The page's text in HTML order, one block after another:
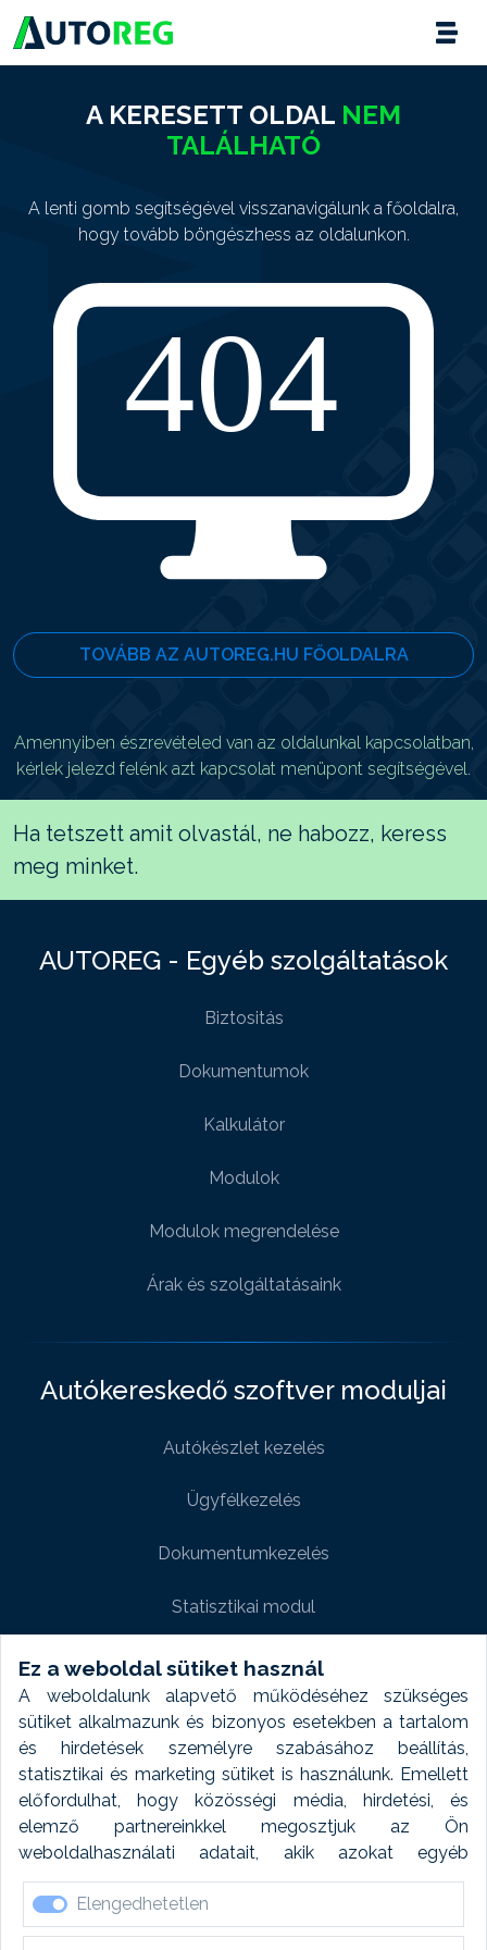
Ez a weboldal sütiket használ
A weboldalunk alapvető működéséhez szükséges
sütiket alkalmazunk és bizonyos esetekben a tartalom
és hirdetések személyre szabásához beállítás,
statisztikai és marketing sütiket is használunk. Emellett
előfordulhat, hogy közösségi média, hirdetési, és
elemző partnereinkkel megosztjuk az Ön
weboldalhasználati adatait, akik azokat egyéb
forrásokból gyűjtött adatokkal kombinálhatják. A sütik
elfogadásával kapcsolatosan naplózást végzünk és
ezen adatokat 6 hónap után automatikusan töröljük. A
Elengedhetetlen
A KERESETT OLDAL NEM
TALÁLHATÓ
A lenti gomb segítségével visszanavigálunk a főoldalra,
hogy tovább böngészhess az oldalunkon.
TOVÁBB AZ AUTOREG.HU FŐOLDALRA
Amennyiben észrevételed van az oldalunkal kapcsolatban,
kérlek jelezd felénk azt kapcsolat menüpont segítségével.
Ha tetszett amit olvastál, ne habozz, keress
meg minket.
AUTOREG - Egyéb szolgáltatások
Biztositás
Dokumentumok
Kalkulátor
Modulok
Modulok megrendelése
Árak és szolgáltatásaink
Autókereskedő szoftver moduljai
Autókészlet kezelés
Ügyfélkezelés
Dokumentumkezelés
Statisztikai modul
Weboldal modul
Fényképtár extra modul
Autómosó modul
Feladatütemezés